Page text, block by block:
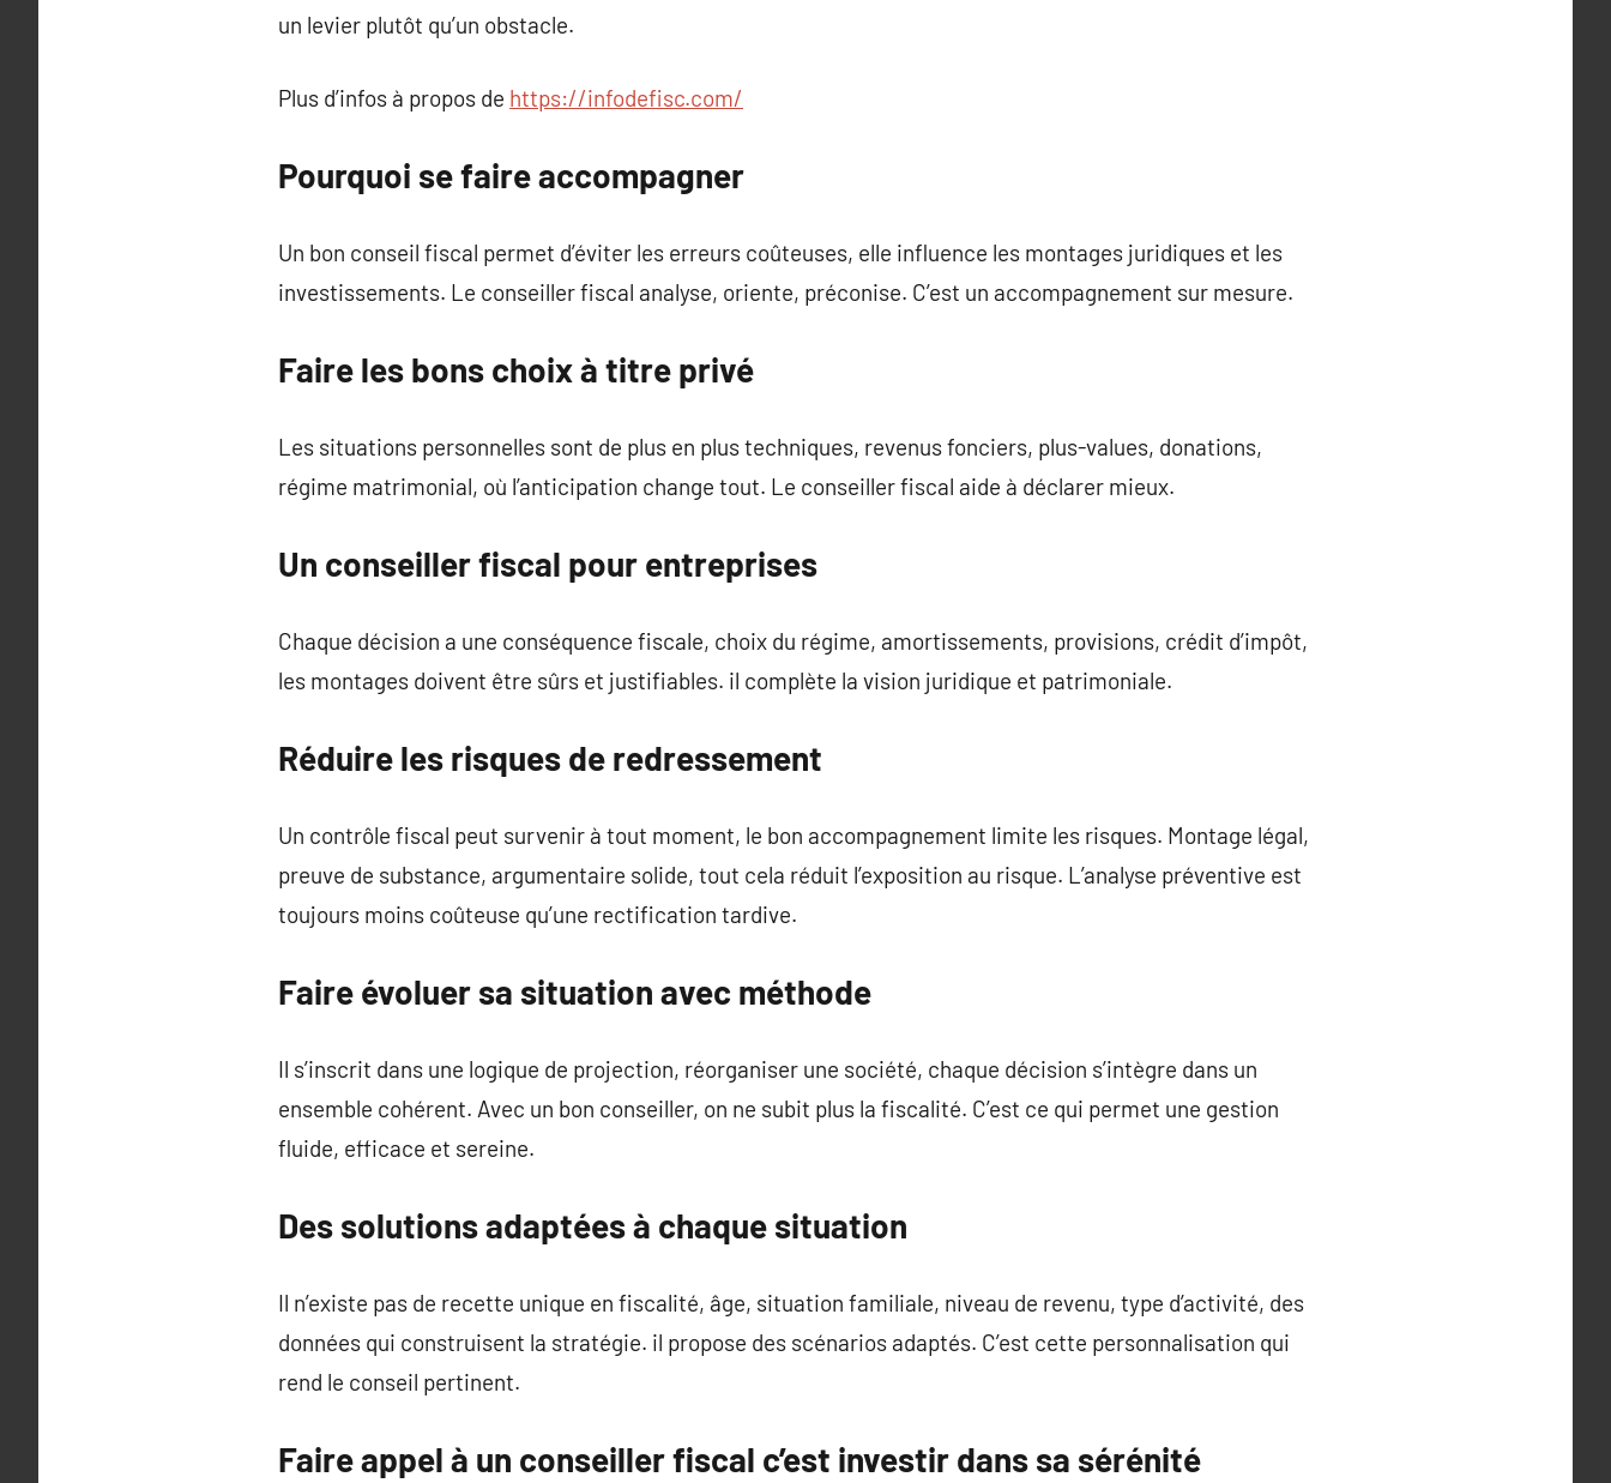
un levier plutôt qu’un obstacle.
Plus d’infos à propos de https://infodefisc.com/
Pourquoi se faire accompagner
Un bon conseil fiscal permet d’éviter les erreurs coûteuses, elle influence les montages juridiques et les
investissements. Le conseiller fiscal analyse, oriente, préconise. C’est un accompagnement sur mesure.
Faire les bons choix à titre privé
Les situations personnelles sont de plus en plus techniques, revenus fonciers, plus-values, donations,
régime matrimonial, où l’anticipation change tout. Le conseiller fiscal aide à déclarer mieux.
Un conseiller fiscal pour entreprises
Chaque décision a une conséquence fiscale, choix du régime, amortissements, provisions, crédit d’impôt,
les montages doivent être sûrs et justifiables. il complète la vision juridique et patrimoniale.
Réduire les risques de redressement
Un contrôle fiscal peut survenir à tout moment, le bon accompagnement limite les risques. Montage légal,
preuve de substance, argumentaire solide, tout cela réduit l’exposition au risque. L’analyse préventive est
toujours moins coûteuse qu’une rectification tardive.
Faire évoluer sa situation avec méthode
Il s’inscrit dans une logique de projection, réorganiser une société, chaque décision s’intègre dans un
ensemble cohérent. Avec un bon conseiller, on ne subit plus la fiscalité. C’est ce qui permet une gestion
fluide, efficace et sereine.
Des solutions adaptées à chaque situation
Il n’existe pas de recette unique en fiscalité, âge, situation familiale, niveau de revenu, type d’activité, des
données qui construisent la stratégie. il propose des scénarios adaptés. C’est cette personnalisation qui
rend le conseil pertinent.
Faire appel à un conseiller fiscal c’est investir dans sa sérénité